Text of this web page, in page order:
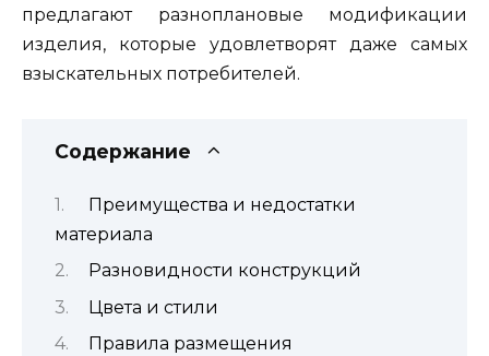
предлагают разноплановые модификации
изделия, которые удовлетворят даже самых
взыскательных потребителей.
Содержание
Преимущества и недостатки
материала
Разновидности конструкций
Цвета и стили
Правила размещения